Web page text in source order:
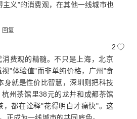
主义”的消费观，在其他一线城市也
回复
2
消费观的精髓。不只是上海，北京
视"体验值"而非单纯价格，广州"食
身就是性价比智慧，深圳则把科技
州茶馆里38元的龙井和成都茶馆
，都在诠释"花得明白才痛快"。这